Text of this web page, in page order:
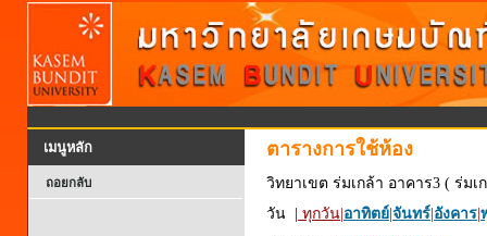
เมนูหลัก
ถอยกลับ
ตารางการใช้ห้อง
วิทยาเขต ร่มเกล้า อาคาร3 ( ร่มเ
วัน |
ทุกวัน อาทิตย์ จันทร์ อังคาร